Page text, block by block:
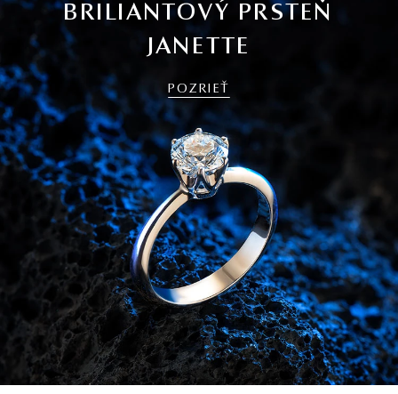
BRILIANTOVÝ PRSTEŇ
JANETTE
POZRIEŤ